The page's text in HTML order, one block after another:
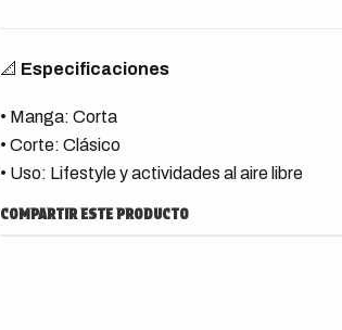
📐 Especificaciones
• Manga: Corta
• Corte: Clásico
• Uso: Lifestyle y actividades al aire libre
COMPARTIR ESTE PRODUCTO